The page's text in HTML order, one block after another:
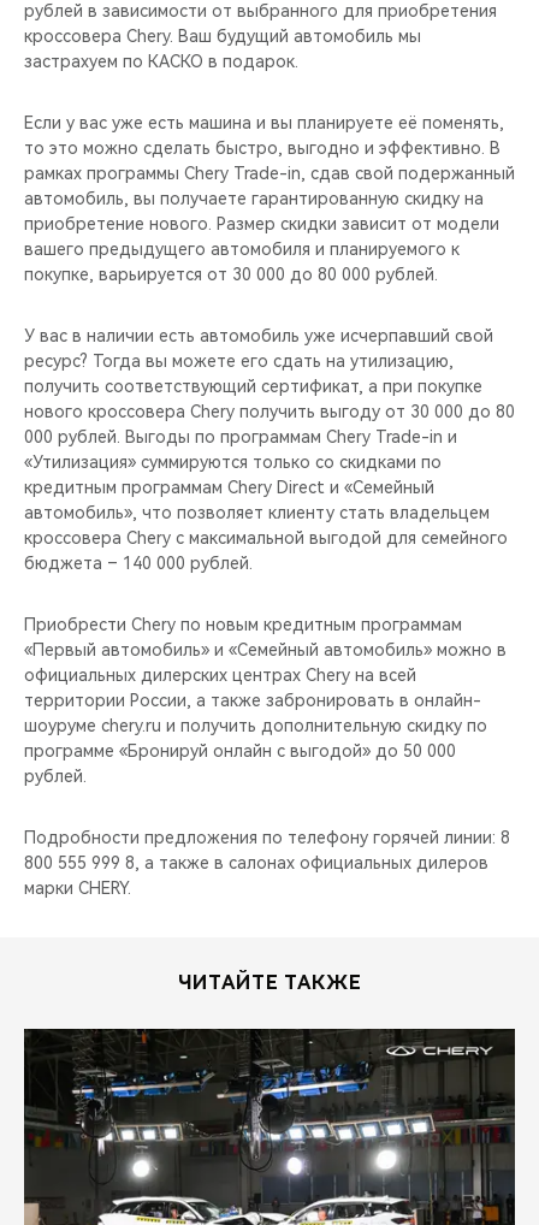
рублей в зависимости от выбранного для приобретения
кроссовера Chery. Ваш будущий автомобиль мы
застрахуем по КАСКО в подарок.
Если у вас уже есть машина и вы планируете её поменять,
то это можно сделать быстро, выгодно и эффективно. В
рамках программы Chery Trade-in, cдав свой подержанный
автомобиль, вы получаете гарантированную скидку на
приобретение нового. Размер скидки зависит от модели
вашего предыдущего автомобиля и планируемого к
покупке, варьируется от 30 000 до 80 000 рублей.
У вас в наличии есть автомобиль уже исчерпавший свой
ресурс? Тогда вы можете его сдать на утилизацию,
получить соответствующий сертификат, а при покупке
нового кроссовера Chery получить выгоду от 30 000 до 80
000 рублей. Выгоды по программам Chery Trade-in и
«Утилизация» суммируются только со скидками по
кредитным программам Chery Direct и «Семейный
автомобиль», что позволяет клиенту стать владельцем
кроссовера Chery c максимальной выгодой для семейного
бюджета – 140 000 рублей.
Приобрести Chery по новым кредитным программам
«Первый автомобиль» и «Семейный автомобиль» можно в
официальных дилерских центрах Chery на всей
территории России, а также забронировать в онлайн-
шоуруме chery.ru и получить дополнительную скидку по
программе «Бронируй онлайн с выгодой» до 50 000
рублей.
Подробности предложения по телефону горячей линии: 8
800 555 999 8, а также в салонах официальных дилеров
марки CHERY.
ЧИТАЙТЕ ТАКЖЕ